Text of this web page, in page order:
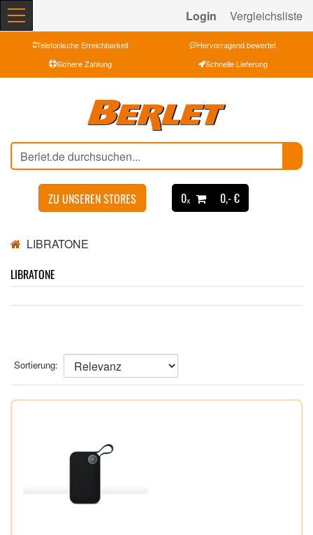
Login Vergleichsliste
Telefonische Erreichbarkeit
Hervorragend bewertet
Sichere Zahlung
Schnelle Lieferung
ZU UNSEREN STORES 0ₓ 0,- €
LIBRATONE
LIBRATONE
Sortierung: